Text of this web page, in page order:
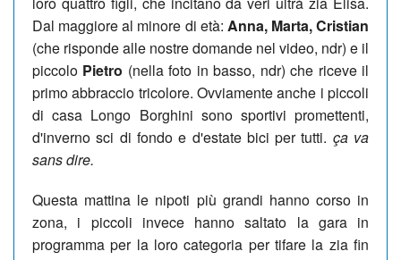
Dal maggiore al minore di età: Anna, Marta, Cristian
(che risponde alle nostre domande nel video, ndr) e il
piccolo Pietro (nella foto in basso, ndr) che riceve il
primo abbraccio tricolore. Ovviamente anche i piccoli
di casa Longo Borghini sono sportivi promettenti,
d'inverno sci di fondo e d'estate bici per tutti. ça va
sans dire.
Questa mattina le nipoti più grandi hanno corso in
zona, i piccoli invece hanno saltato la gara in
programma per la loro categoria per tifare la zia fin